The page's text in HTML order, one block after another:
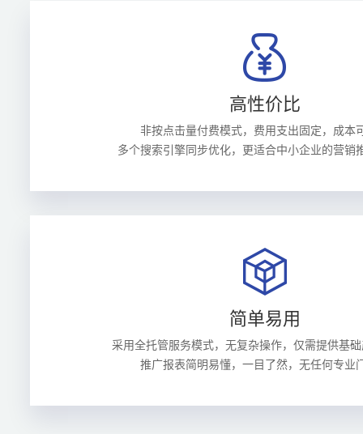
高性价比
非按点击量付费模式，费用支出固定，成本
多个搜索引擎同步优化，更适合中小企业的营销
简单易用
采用全托管服务模式，无复杂操作，仅需提供基
推广报表简明易懂，一目了然，无任何专业